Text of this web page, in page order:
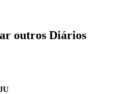
outros Diários